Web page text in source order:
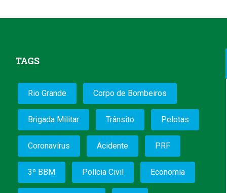
TAGS
Rio Grande Corpo de Bombeiros
Brigada Militar Trânsito Pelotas
Coronavírus Acidente PRF
3º BBM Polícia Civil Economia